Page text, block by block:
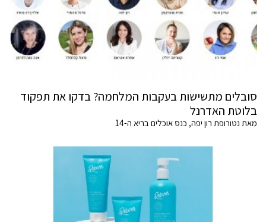
סובלים מתשישות בעקבות המלחמה? בדקו את תפקוד
בלוטת האדרנל
מאת נטורופת רון יפה, כנס אוכלים בריא ה-14